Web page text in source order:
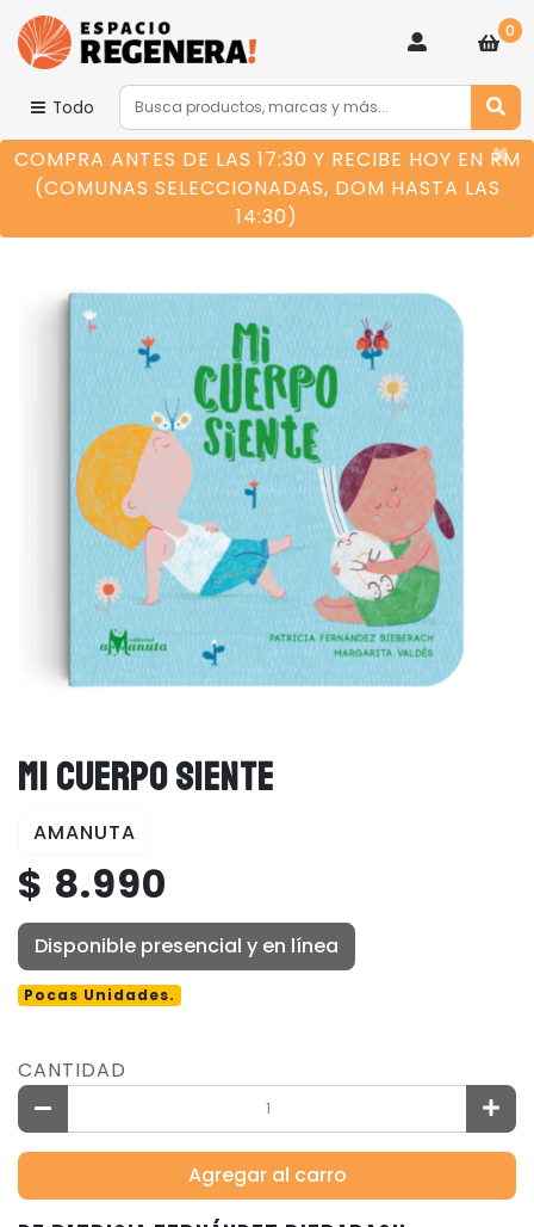
Todo
0
COMPRA ANTES DE LAS 17:30 Y RECIBE HOY EN RM
(COMUNAS SELECCIONADAS, DOM HASTA LAS
14:30)
×
MI CUERPO SIENTE
AMANUTA
$ 8.990
Disponible presencial y en línea
Pocas Unidades.
CANTIDAD
Agregar al carro